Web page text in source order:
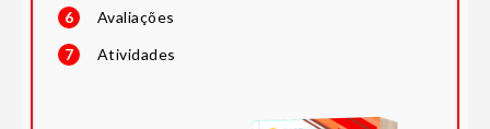
6
Avaliações
7
Atividades